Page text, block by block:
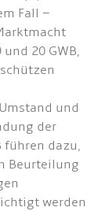
Fall –
20 GWB,
und
der
führen dazu,
Beurteilung
werden